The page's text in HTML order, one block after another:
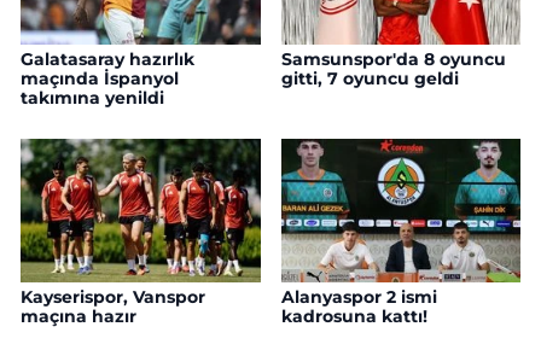
Galatasaray hazırlık
maçında İspanyol
takımına yenildi
Samsunspor'da 8 oyuncu
gitti, 7 oyuncu geldi
Kayserispor, Vanspor
maçına hazır
Alanyaspor 2 ismi
kadrosuna kattı!